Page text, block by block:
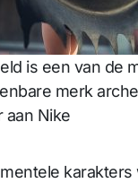
is een van de
merk
aan Nike
karakters